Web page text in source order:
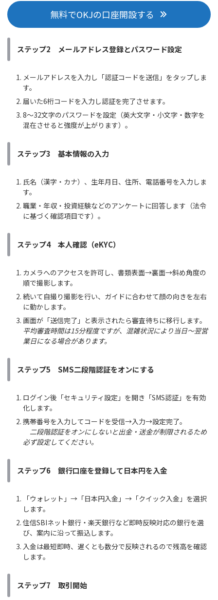
無料でOKJの口座開設する
ステップ2 メールアドレス登録とパスワード設定
メールアドレスを入力し「認証コードを送信」をタップしま
す。
届いた6桁コードを入力し認証を完了させます。
8〜32文字のパスワードを設定（英大文字・小文字・数字を
混在させると強度が上がります）。
ステップ3 基本情報の入力
氏名（漢字・カナ）、生年月日、住所、電話番号を入力しま
す。
職業・年収・投資経験などのアンケートに回答します（法令
に基づく確認項目です）。
ステップ4 本人確認（eKYC）
カメラへのアクセスを許可し、書類表面→裏面→斜め角度の
順で撮影します。
続いて自撮り撮影を行い、ガイドに合わせて顔の向きを左右
に動かします。
画面が「送信完了」と表示されたら審査待ちに移行します。
平均審査時間は15分程度ですが、混雑状況により当日〜翌営
業日になる場合があります。
ステップ5 SMS二段階認証をオンにする
ログイン後「セキュリティ設定」を開き「SMS認証」を有効
化します。
携帯番号を入力してコードを受信→入力→設定完了。
二段階認証をオンにしないと出金・送金が制限されるため
必ず設定してください。
ステップ6 銀行口座を登録して日本円を入金
「ウォレット」→「日本円入金」→「クイック入金」を選択
します。
住信SBIネット銀行・楽天銀行など即時反映対応の銀行を選
び、案内に沿って振込します。
入金は最短即時、遅くとも数分で反映されるので残高を確認
します。
ステップ7 取引開始